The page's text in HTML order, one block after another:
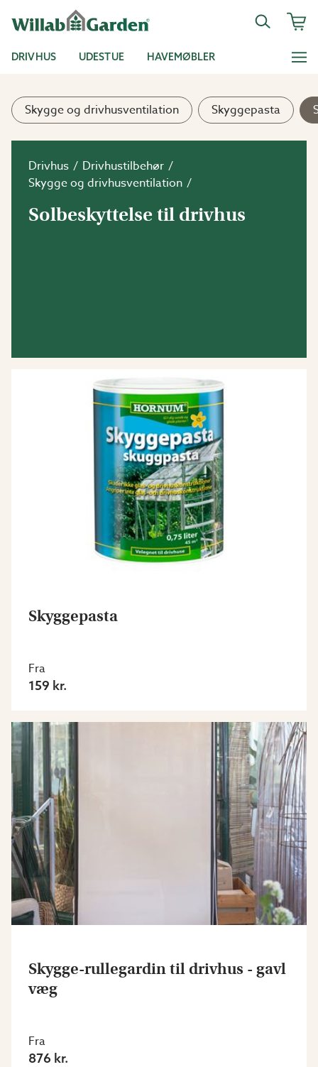
DRIVHUS UDESTUE HAVEMØBLER
Skygge og drivhusventilation Skyggepasta
Drivhus
Drivhustilbehør
Skygge og drivhusventilation
Solbeskyttelse til drivhus
Skyggepasta
Fra
159 kr.
Skygge-rullegardin til drivhus - gavl
væg
Fra
876 kr.